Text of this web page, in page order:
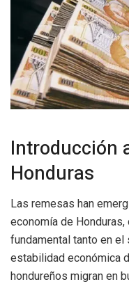
Introducción
Honduras
Las remesas han
economía de Honduras,
fundamental tanto en
estabilidad económica
hondureños migran en